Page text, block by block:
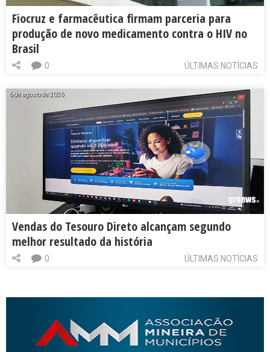
Fiocruz e farmacêutica firmam parceria para
produção de novo medicamento contra o HIV no
Brasil
ÚLTIMAS NOTÍCIAS
0
6 de agosto de 2026
Vendas do Tesouro Direto alcançam segundo
melhor resultado da história
ÚLTIMAS NOTÍCIAS
0